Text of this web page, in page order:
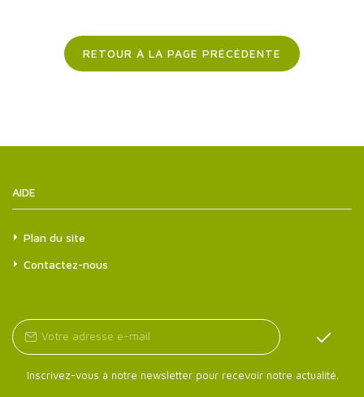
RETOUR À LA PAGE PRÉCÉDENTE
AIDE
Plan du site
Contactez-nous
Inscrivez-vous à notre newsletter pour recevoir notre actualité.